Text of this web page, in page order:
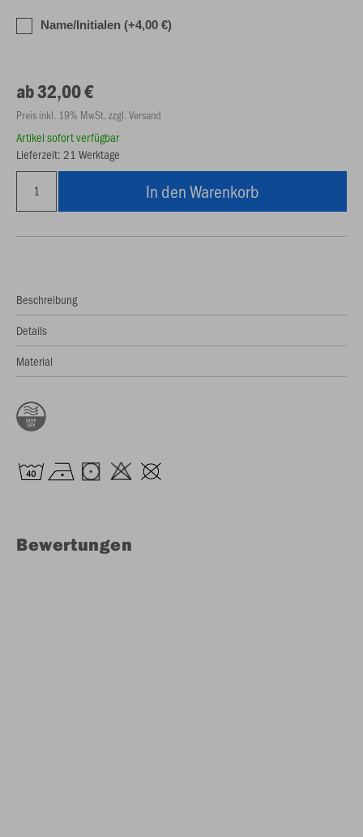
Name/Initialen (+4,00 €)
ab 32,00 €
Preis inkl. 19% MwSt. zzgl. Versand
Artikel sofort verfügbar
Lieferzeit: 21 Werktage
In den Warenkorb
Beschreibung
Details
Material
Bewertungen